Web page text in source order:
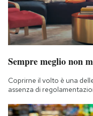
Sempre meglio non
Coprirne il volto è una
assenza di